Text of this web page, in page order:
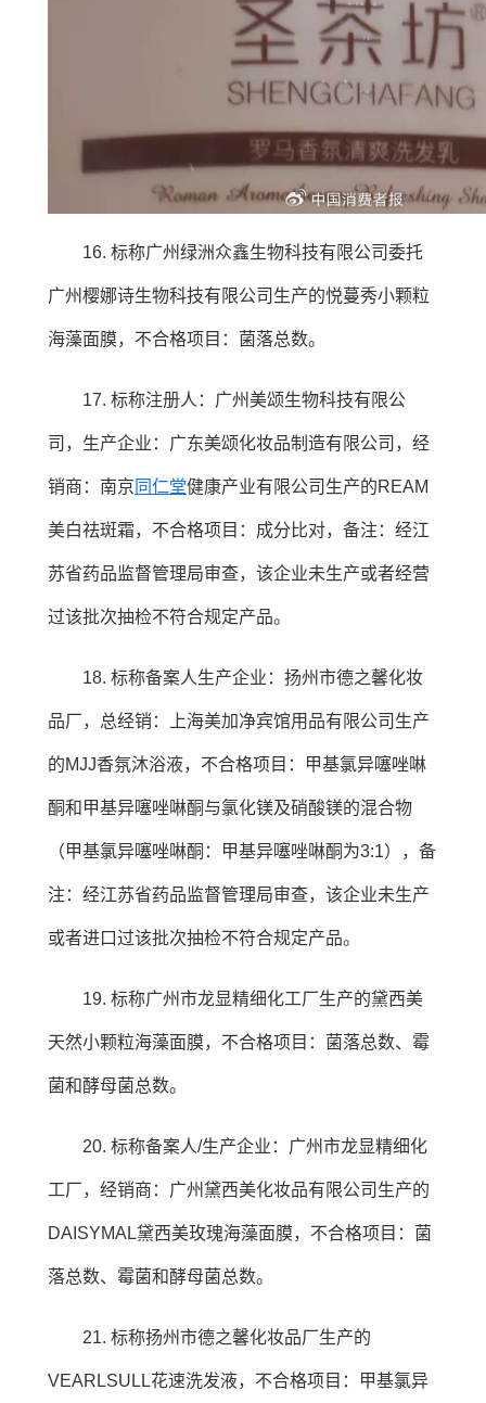
16. 标称广州绿洲众鑫生物科技有限公司委托
广州樱娜诗生物科技有限公司生产的悦蔓秀小颗粒
海藻面膜，不合格项目：菌落总数。
17. 标称注册人：广州美颂生物科技有限公
司，生产企业：广东美颂化妆品制造有限公司，经
销商：南京 同仁堂健康产业有限公司生产的REAM
美白祛斑霜，不合格项目：成分比对，备注：经江
苏省药品监督管理局审查，该企业未生产或者经营
过该批次抽检不符合规定产品。
18. 标称备案人生产企业：扬州市德之馨化妆
品厂，总经销：上海美加净宾馆用品有限公司生产
的MJJ香氛沐浴液，不合格项目：甲基氯异噻唑啉
酮和甲基异噻唑啉酮与氯化镁及硝酸镁的混合物
（甲基氯异噻唑啉酮：甲基异噻唑啉酮为3:1），备
注：经江苏省药品监督管理局审查，该企业未生产
或者进口过该批次抽检不符合规定产品。
19. 标称广州市龙显精细化工厂生产的黛西美
天然小颗粒海藻面膜，不合格项目：菌落总数、霉
菌和酵母菌总数。
20. 标称备案人/生产企业：广州市龙显精细化
工厂，经销商：广州黛西美化妆品有限公司生产的
DAISYMAL黛西美玫瑰海藻面膜，不合格项目：菌
落总数、霉菌和酵母菌总数。
21. 标称扬州市德之馨化妆品厂生产的
VEARLSULL花速洗发液，不合格项目：甲基氯异